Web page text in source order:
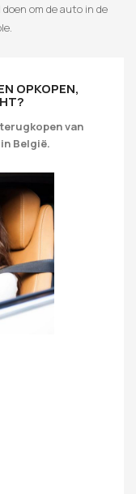
om de auto in de
OPKOPEN,
van
België.